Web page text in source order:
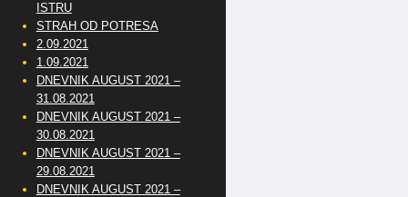
ISTRU
STRAH OD POTRESA
2.09.2021
1.09.2021
DNEVNIK AUGUST 2021 –
31.08.2021
DNEVNIK AUGUST 2021 –
30.08.2021
DNEVNIK AUGUST 2021 –
29.08.2021
DNEVNIK AUGUST 2021 –